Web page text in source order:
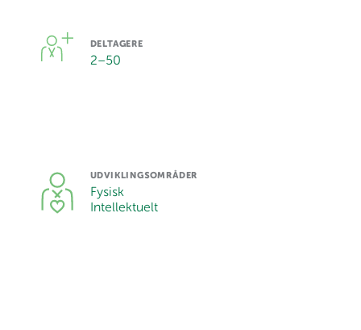
DELTAGERE
2–50
UDVIKLINGSOMRÅDER
Fysisk
Intellektuelt